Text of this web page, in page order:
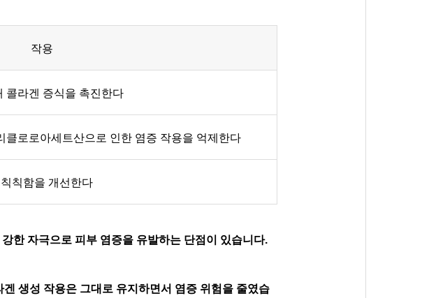
작용
콜라겐 증식을 촉진한다
클로로아세트산으로 인한 염증 작용을 억제한다
칙함을 개선한다
강한 자극으로 피부 염증을 유발하는 단점이 있습니다.
생성 작용은 그대로 유지하면서 염증 위험을 줄였습